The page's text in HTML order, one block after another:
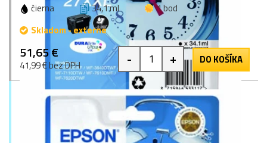
čierna 34,1 ml
1 bod
Skladom - externe
51,65 €
41,99 € bez DPH - + DO KOŠÍKA